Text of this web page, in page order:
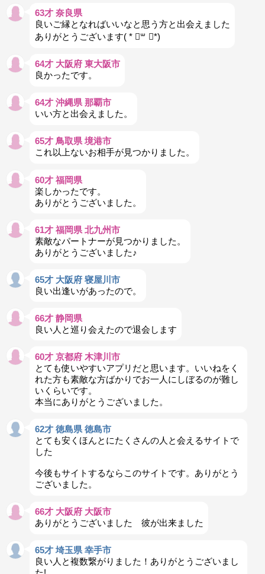
63才 奈良県
良いご縁となればいいなと思う方と出会えました
ありがとうございます( * ॑꒳ ॑*)
64才 大阪府 東大阪市
良かったです。
64才 沖縄県 那覇市
いい方と出会えました。
65才 鳥取県 境港市
これ以上ないお相手が見つかりました。
60才 福岡県
楽しかったです。
ありがとうございました。
61才 福岡県 北九州市
素敵なパートナーが見つかりました。
ありがとうございました♪
65才 大阪府 寝屋川市
良い出逢いがあったので。
66才 静岡県
良い人と巡り会えたので退会します
60才 京都府 木津川市
とても使いやすいアプリだと思います。いいねをく
れた方も素敵な方ばかりでお一人にしぼるのが難し
いくらいです。
本当にありがとうございました。
62才 徳島県 徳島市
とても安くほんとにたくさんの人と会えるサイトで
した
今後もサイトするならこのサイトです。ありがとう
ございました。
66才 大阪府 大阪市
ありがとうございました 彼が出来ました
65才 埼玉県 幸手市
良い人と複数繋がりました！ありがとうございまし